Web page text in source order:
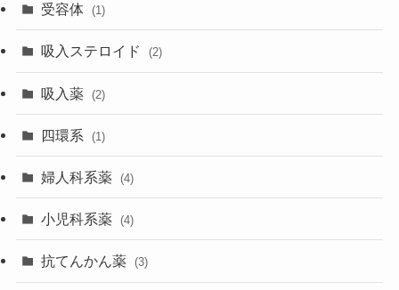
受容体 (1)
吸入ステロイド (2)
吸入薬 (2)
四環系 (1)
婦人科系薬 (4)
小児科系薬 (4)
抗てんかん薬 (3)